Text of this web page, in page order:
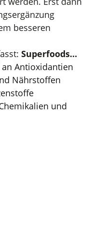
besseren
Superfoods…
Antioxidantien
Nährstoffen
und